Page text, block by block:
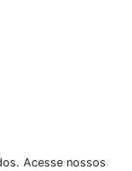
Acesse nossos